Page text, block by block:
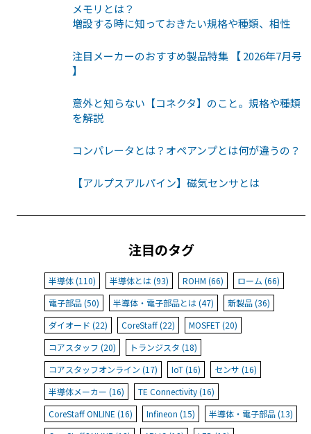
メモリとは？
増設する時に知っておきたい規格や種類、相性
注目メーカーのおすすめ製品特集 【 2026年7月号
】
意外と知らない【コネクタ】のこと。規格や種類
を解説
コンパレータとは？オペアンプとは何が違うの？
【アルプスアルパイン】磁気センサとは
注目のタグ
半導体 (110) 半導体とは (93) ROHM (66)
ローム (66)
電子部品 (50)
半導体・電子部品とは (47)
新製品 (36)
ダイオード (22)
CoreStaff (22)
MOSFET (20)
コアスタッフ (20)
トランジスタ (18)
コアスタッフオンライン (17)
IoT (16)
センサ (16)
半導体メーカー (16)
TE Connectivity (16)
CoreStaff ONLINE (16)
Infineon (15)
半導体・電子部品 (13)